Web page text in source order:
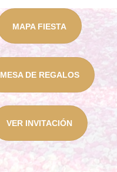
MAPA FIESTA
MESA DE REGALOS
VER INVITACIÓN